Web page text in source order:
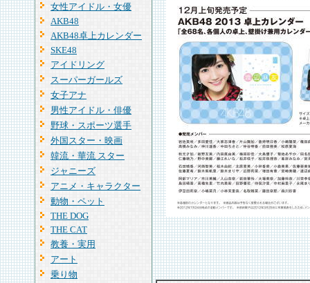
女性アイドル・女優
AKB48
AKB48卓上カレンダー
SKE48
アイドリング
スーパーガールズ
女子アナ
男性アイドル・俳優
野球・スポーツ選手
外国スター・映画
韓流・華流 スター
ジャニーズ
アニメ・キャラクター
動物・ペット
THE DOG
THE CAT
教養・実用
アート
乗り物